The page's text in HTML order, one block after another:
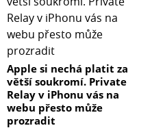
Apple si nechá platit za
větší soukromí. Private
Relay v iPhonu vás na
webu přesto může
prozradit